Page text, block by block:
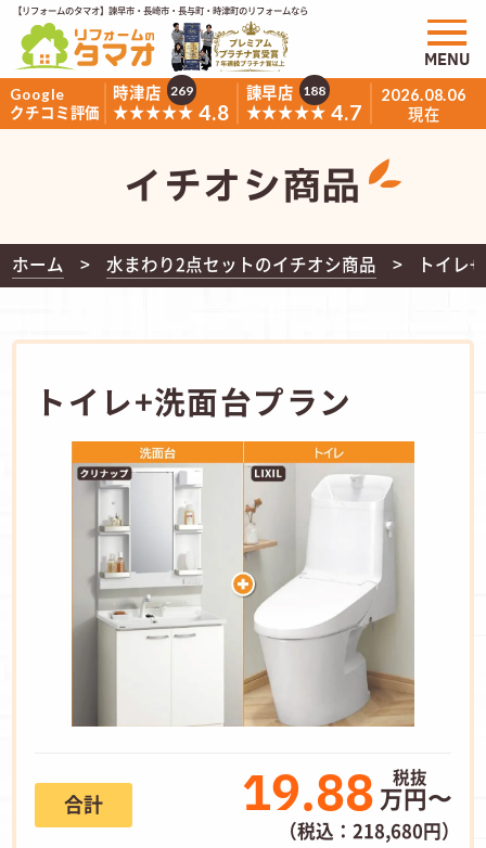
【リフォームのタマオ】諫早市・長崎市・長与町・時津町のリフォームなら
Google
クチコミ評価
時津店
★★★★★ 4.8
269
諫早店
★★★★★ 4.7
188 2026.08.06
現在
MENU
イチオシ商品
ホーム 水まわり2点セットのイチオシ商品 トイレ
トイレ+洗面台プラン
合計 19.88 万円〜
（税込：218,680円）